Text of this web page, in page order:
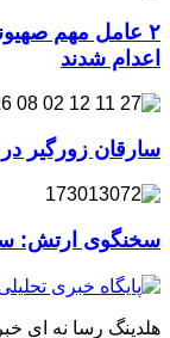
اعدام شدند
سارقان زورگیر
سخنگوی ارتش: سرنوشت ۳ خلبان ما
هلدینگ رسا نه ای